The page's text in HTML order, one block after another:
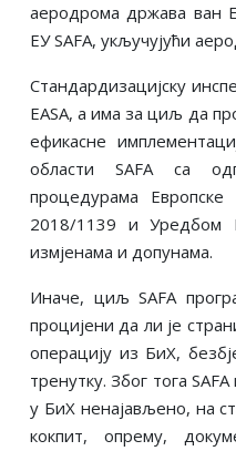
аеродрома држава ван
ЕУ SAFA, укључујући
Стандардизацијску
EASA, а има за циљ да
ефикасне
области SAFA са
процедурама
2018/1139 и Уредбом
измјенама и допунама.
Иначе, циљ SAFA
процијени да ли је
операцију из БиХ,
тренутку. Због тога
у БиХ ненајављено, на
кокпит, опрему,